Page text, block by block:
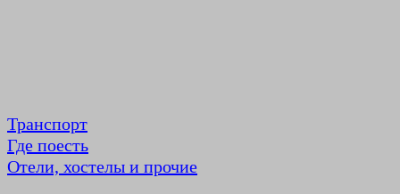
Транспорт
Где поесть
Отели, хостелы и прочие